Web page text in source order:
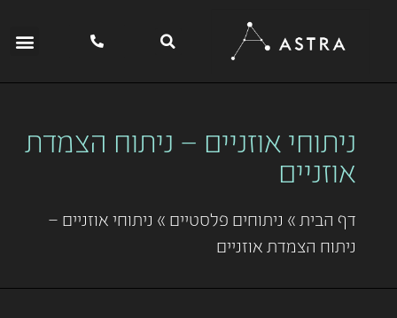
ניתוחי אוזניים – ניתוח הצמדת
אוזניים
דף הבית » ניתוחים פלסטיים » ניתוחי אוזניים –
ניתוח הצמדת אוזניים